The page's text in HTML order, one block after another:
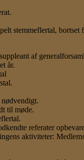
stemmeflertal,
af
år.
til møde.
referater
aktiviteter: